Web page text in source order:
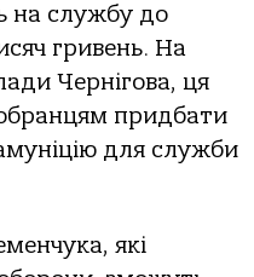
на службу до
гривень. На
Чернігова, ця
придбати
для служби
які